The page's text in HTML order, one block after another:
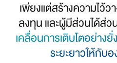
เพียงแต่สร้างความไว้
ลงทุน และผู้มีส่วนได้ส่
เคลื่อนการเติบโตอย่าง
ระยะยาวให้กับ